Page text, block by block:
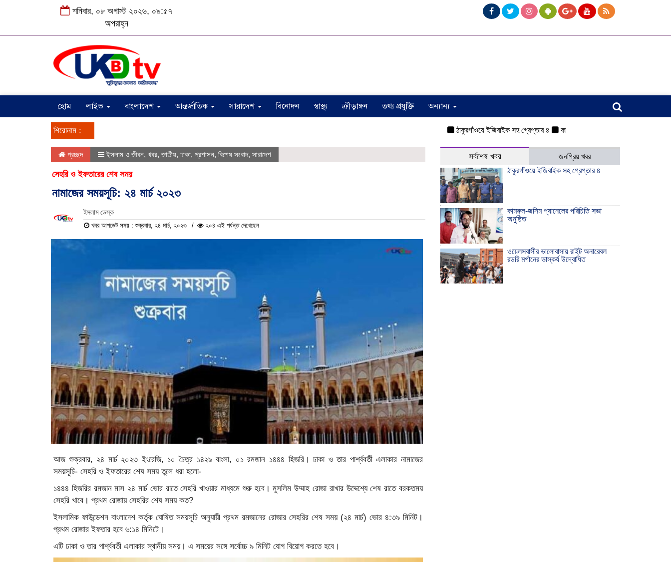
শনিবার, ০৮ অগাস্ট ২০২৬, ০৯:৫৭
অপরাহ্ন
হোম লাইভ বাংলাদেশ আন্তর্জাতিক সারাদেশ বিনোদন স্বাস্থ্য ক্রীড়াঙ্গন তথ্য প্রযুক্তি অন্যান্য
শিরোনাম : ঠাকুরগাঁওয়ে ইজিবাইক সহ গ্রেপ্তার ৪ কামরুল-জসিম প্যানেলের পরিচিতি সভা অনুষ্ঠিত
প্রচ্ছদ ইসলাম ও জীবন, খবর, জাতীয়, ঢাকা, প্রশাসন, বিশেষ সংবাদ, সারাদেশ
সেহরি ও ইফতারের শেষ সময়
নামাজের সময়সূচি: ২৪ মার্চ ২০২৩
ইসলাম ডেস্ক
খবর আপডেট সময় : শুক্রবার, ২৪ মার্চ, ২০২৩ ২০৪ এই পর্যন্ত দেখেছেন
আজ শুক্রবার, ২৪ মার্চ ২০২৩ ইংরেজি, ১০ চৈত্র ১৪২৯ বাংলা, ০১ রমজান ১৪৪৪ হিজরি। ঢাকা ও তার পার্শ্ববর্তী এলাকার নামাজের
সময়সূচি- সেহরি ও ইফতারের শেষ সময় তুলে ধরা হলো-
১৪৪৪ হিজরির রমজান মাস ২৪ মার্চ ভোর রাতে সেহরি খাওয়ার মাধ্যমে শুরু হবে। মুসলিম উম্মাহ রোজা রাখার উদ্দেশ্যে শেষ রাতে বরকতময়
সেহরি খাবে। প্রথম রোজায় সেহরির শেষ সময় কত?
ইসলামিক ফাউন্ডেশন বাংলাদেশ কর্তৃক ঘোষিত সময়সূচি অনুযায়ী প্রথম রমজানের রোজার সেহরির শেষ সময় (২৪ মার্চ) ভোর ৪:৩৯ মিনিট।
প্রথম রোজার ইফতার হবে ৬:১৪ মিনিটে।
এটি ঢাকা ও তার পার্শ্ববর্তী এলাকার স্থানীয় সময়। এ সময়ের সঙ্গে সর্বোচ্চ ৯ মিনিট যোগ বিয়োগ করতে হবে।
সর্বশেষ খবর
জনপ্রিয় খবর
ঠাকুরগাঁওয়ে ইজিবাইক সহ গ্রেপ্তার ৪
কামরুল-জসিম প্যানেলের পরিচিতি সভা
অনুষ্ঠিত
ওয়েলসবাসীর ভালোবাসায় রাইট অনারেবল
রডরি মর্গানের ভাস্কর্য উদ্বোধিত